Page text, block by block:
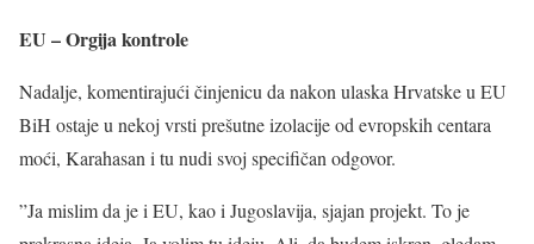
EU – Orgija kontrole
Nadalje, komentirajući činjenicu da nakon ulaska Hrvatske u EU
BiH ostaje u nekoj vrsti prešutne izolacije od evropskih centara
moći, Karahasan i tu nudi svoj specifičan odgovor.
”Ja mislim da je i EU, kao i Jugoslavija, sjajan projekt. To je